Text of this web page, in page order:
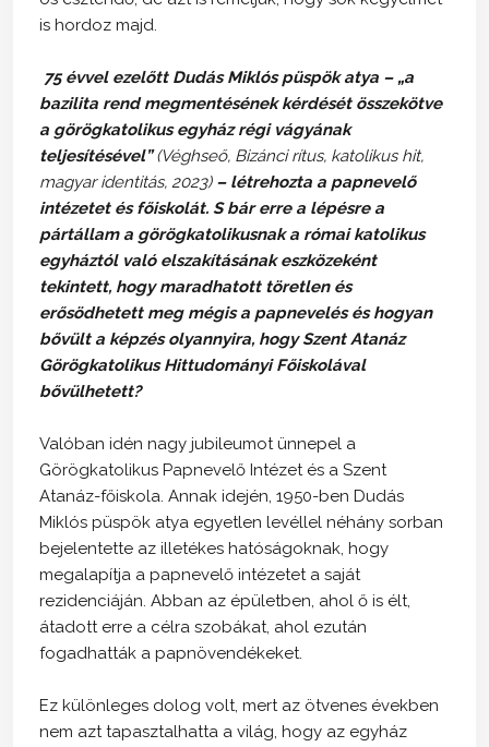
is hordoz majd.
75 évvel ezelőtt Dudás Miklós püspök atya – „a
bazilita rend megmentésének kérdését összekötve
a görögkatolikus egyház régi vágyának
teljesítésével”(Véghseő, Bizánci rítus, katolikus hit,
magyar identitás, 2023) – létrehozta a papnevelő
intézetet és főiskolát. S bár erre a lépésre a
pártállam a görögkatolikusnak a római katolikus
egyháztól való elszakításának eszközeként
tekintett, hogy maradhatott töretlen és
erősödhetett meg mégis a papnevelés és hogyan
bővült a képzés olyannyira, hogy Szent Atanáz
Görögkatolikus Hittudományi Főiskolával
bővülhetett?
Valóban idén nagy jubileumot ünnepel a
Görögkatolikus Papnevelő Intézet és a Szent
Atanáz-főiskola. Annak idején, 1950-ben Dudás
Miklós püspök atya egyetlen levéllel néhány sorban
bejelentette az illetékes hatóságoknak, hogy
megalapítja a papnevelő intézetet a saját
rezidenciáján. Abban az épületben, ahol ő is élt,
átadott erre a célra szobákat, ahol ezután
fogadhatták a papnövendékeket.
Ez különleges dolog volt, mert az ötvenes években
nem azt tapasztalhatta a világ, hogy az egyház